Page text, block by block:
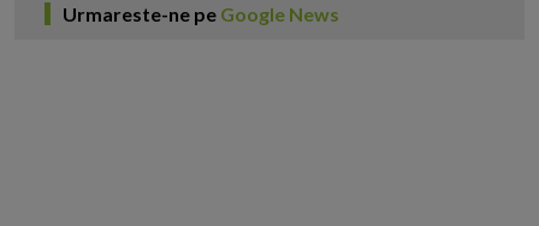
Urmareste-ne pe Google News